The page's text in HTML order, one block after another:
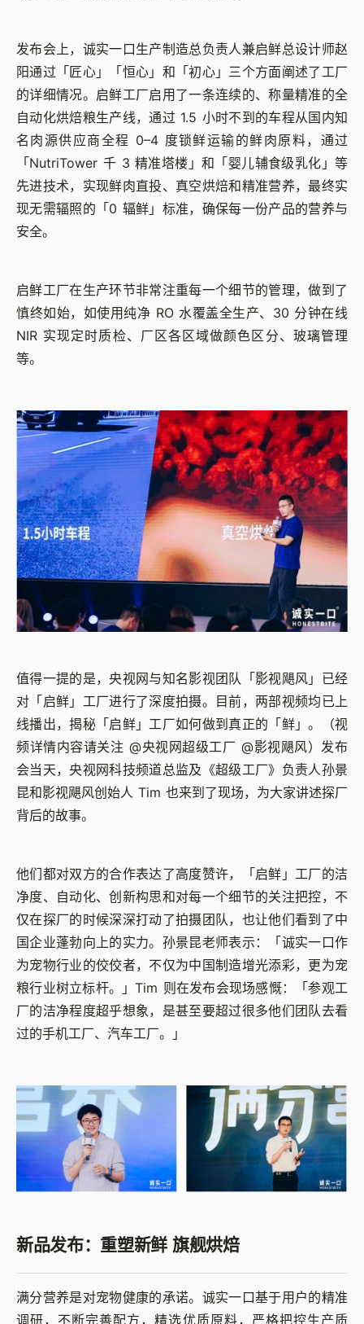
发布会上，诚实一口生产制造总负责人兼启鲜总设计师赵
阳通过「匠心」「恒心」和「初心」三个方面阐述了工厂
的详细情况。启鲜工厂启用了一条连续的、称量精准的全
自动化烘焙粮生产线，通过 1.5 小时不到的车程从国内知
名肉源供应商全程 0–4 度锁鲜运输的鲜肉原料，通过
「NutriTower 千 3 精准塔楼」和「婴儿辅食级乳化」等
先进技术，实现鲜肉直投、真空烘焙和精准营养，最终实
现无需辐照的「0 辐鲜」标准，确保每一份产品的营养与
安全。
启鲜工厂在生产环节非常注重每一个细节的管理，做到了
慎终如始，如使用纯净 RO 水覆盖全生产、30 分钟在线
NIR 实现定时质检、厂区各区域做颜色区分、玻璃管理
等。
值得一提的是，央视网与知名影视团队「影视飓风」已经
对「启鲜」工厂进行了深度拍摄。目前，两部视频均已上
线播出，揭秘「启鲜」工厂如何做到真正的「鲜」。（视
频详情内容请关注 @央视网超级工厂 @影视飓风）发布
会当天，央视网科技频道总监及《超级工厂》负责人孙景
昆和影视飓风创始人 Tim 也来到了现场，为大家讲述探厂
背后的故事。
他们都对双方的合作表达了高度赞许，「启鲜」工厂的洁
净度、自动化、创新构思和对每一个细节的关注把控，不
仅在探厂的时候深深打动了拍摄团队，也让他们看到了中
国企业蓬勃向上的实力。孙景昆老师表示：「诚实一口作
为宠物行业的佼佼者，不仅为中国制造增光添彩，更为宠
粮行业树立标杆。」Tim 则在发布会现场感慨：「参观工
厂的洁净程度超乎想象，是甚至要超过很多他们团队去看
过的手机工厂、汽车工厂。」
新品发布：重塑新鲜 旗舰烘焙
满分营养是对宠物健康的承诺。诚实一口基于用户的精准
调研，不断完善配方，精选优质原料，严格把控生产质